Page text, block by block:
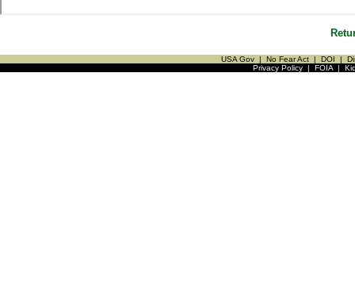
USA Gov | No Fear Act | DOI |
Privacy Policy| FOIA|